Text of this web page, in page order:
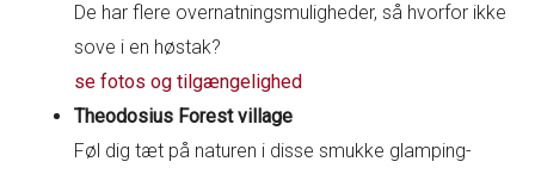
De har flere overnatningsmuligheder, så hvorfor ikke
sove i en høstak?
se fotos og tilgængelighed
Theodosius Forest village
Føl dig tæt på naturen i disse smukke glamping-